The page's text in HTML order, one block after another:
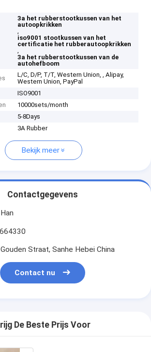
3a het rubberstootkussen van het
autoopkrikken
,
iso9001 stootkussen van het
certificatie het rubberautoopkrikken
,
3a het rubberstootkussen van de
autohefboom
L/C, D/P, T/T, Western Union, , Alipay,
Western Union, PayPal
ISO9001
10000sets/month
5-8Days
3A Rubber
Bekijk meer
Contactgegevens
Straat, Sanhe Hebei China
Contact nu
De Beste Prijs Voor